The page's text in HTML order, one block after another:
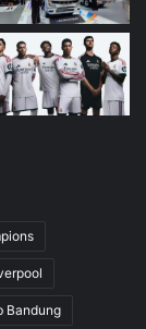
Bandung